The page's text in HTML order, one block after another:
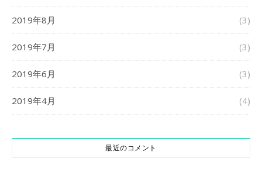
2019年8月 (3)
2019年7月 (3)
2019年6月 (3)
2019年4月 (4)
最近のコメント